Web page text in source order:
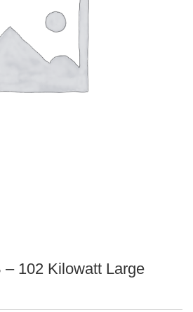
102 Kilowatt Large